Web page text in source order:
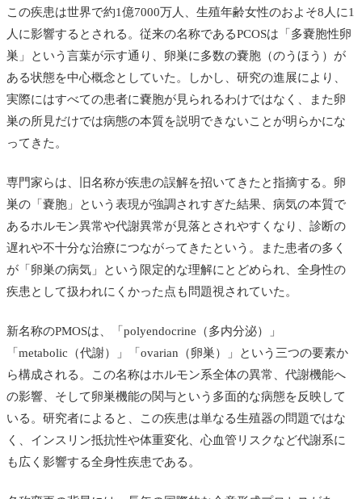
この疾患は世界で約1億7000万人、生殖年齢女性のおよそ8人に1
人に影響するとされる。従来の名称であるPCOSは「多嚢胞性卵
巣」という言葉が示す通り、卵巣に多数の嚢胞（のうほう）が
ある状態を中心概念としていた。しかし、研究の進展により、
実際にはすべての患者に嚢胞が見られるわけではなく、また卵
巣の所見だけでは病態の本質を説明できないことが明らかにな
ってきた。
専門家らは、旧名称が疾患の誤解を招いてきたと指摘する。卵
巣の「嚢胞」という表現が強調されすぎた結果、病気の本質で
あるホルモン異常や代謝異常が見落とされやすくなり、診断の
遅れや不十分な治療につながってきたという。また患者の多く
が「卵巣の病気」という限定的な理解にとどめられ、全身性の
疾患として扱われにくかった点も問題視されていた。
新名称のPMOSは、「polyendocrine（多内分泌）」
「metabolic（代謝）」「ovarian（卵巣）」という三つの要素か
ら構成される。この名称はホルモン系全体の異常、代謝機能へ
の影響、そして卵巣機能の関与という多面的な病態を反映して
いる。研究者によると、この疾患は単なる生殖器の問題ではな
く、インスリン抵抗性や体重変化、心血管リスクなど代謝系に
も広く影響する全身性疾患である。